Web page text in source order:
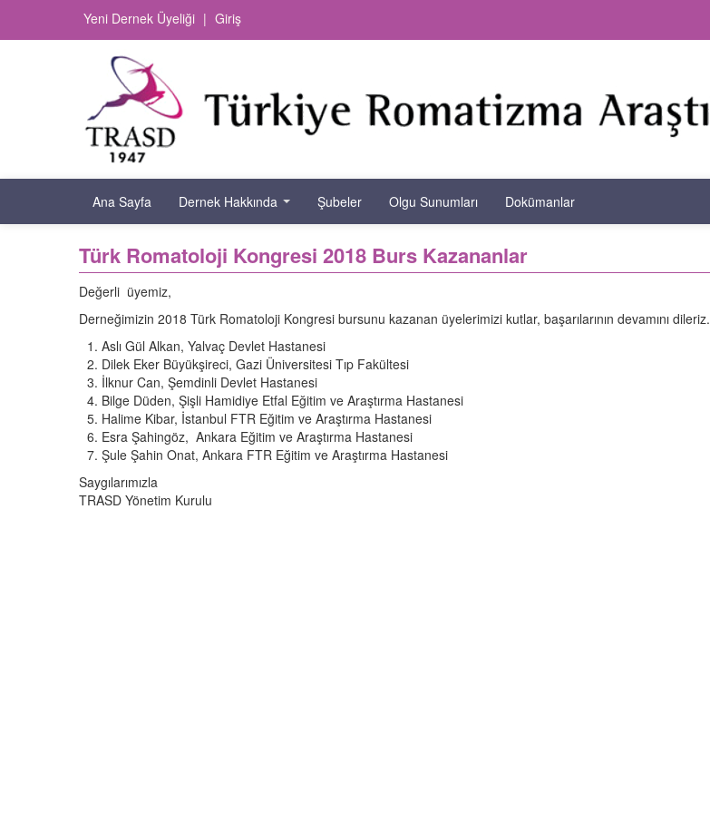
Yeni Dernek Üyeliği | Giriş
Ana Sayfa Dernek Hakkında Şubeler Olgu Sunumları Dokümanlar
Türk Romatoloji Kongresi 2018 Burs Kazananlar
Değerli üyemiz,
Derneğimizin 2018 Türk Romatoloji Kongresi bursunu kazanan üyelerimizi kutlar, başarılarının devamını dileriz.
Aslı Gül Alkan, Yalvaç Devlet Hastanesi
Dilek Eker Büyükşireci, Gazi Üniversitesi Tıp Fakültesi
İlknur Can, Şemdinli Devlet Hastanesi
Bilge Düden, Şişli Hamidiye Etfal Eğitim ve Araştırma Hastanesi
Halime Kibar, İstanbul FTR Eğitim ve Araştırma Hastanesi
Esra Şahingöz, Ankara Eğitim ve Araştırma Hastanesi
Şule Şahin Onat, Ankara FTR Eğitim ve Araştırma Hastanesi
Saygılarımızla
TRASD Yönetim Kurulu